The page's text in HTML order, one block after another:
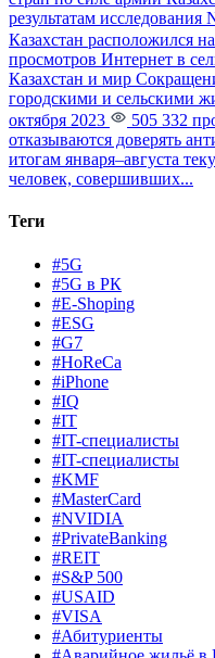
результатам
Казахстан расположился
просмотров Интернет в
Казахстан и мир
городскими и сельскими
октября 2023
505 332
отказываются доверять
итогам января–августа
человек, совершивших...
Теги
#5G
#5G в РК
#E-Shoping
#ESG
#G7
#HoReCa
#iPhone
#IQ
#IT
#IT-специалисты
#IT-специалисты
#KMF
#MasterCard
#NVIDIA
#PrivateBanking
#REIT
#S&P 500
#USAID
#VISA
#Абитуриенты